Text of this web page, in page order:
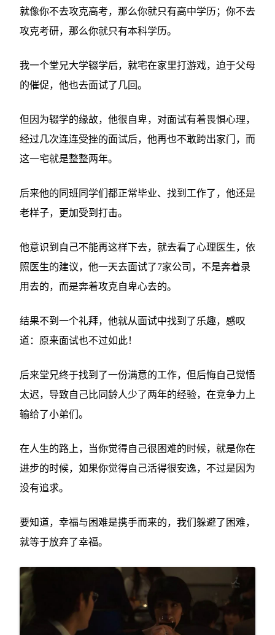
就像你不去攻克高考，那么你就只有高中学历；你不去
攻克考研，那么你就只有本科学历。
我一个堂兄大学辍学后，就宅在家里打游戏，迫于父母
的催促，他也去面试了几回。
但因为辍学的缘故，他很自卑，对面试有着畏惧心理，
经过几次连连受挫的面试后，他再也不敢跨出家门，而
这一宅就是整整两年。
后来他的同班同学们都正常毕业、找到工作了，他还是
老样子，更加受到打击。
他意识到自己不能再这样下去，就去看了心理医生，依
照医生的建议，他一天去面试了7家公司，不是奔着录
用去的，而是奔着攻克自卑心去的。
结果不到一个礼拜，他就从面试中找到了乐趣，感叹
道：原来面试也不过如此！
后来堂兄终于找到了一份满意的工作，但后悔自己觉悟
太迟，导致自己比同龄人少了两年的经验，在竞争力上
输给了小弟们。
在人生的路上，当你觉得自己很困难的时候，就是你在
进步的时候，如果你觉得自己活得很安逸，不过是因为
没有追求。
要知道，幸福与困难是携手而来的，我们躲避了困难，
就等于放弃了幸福。